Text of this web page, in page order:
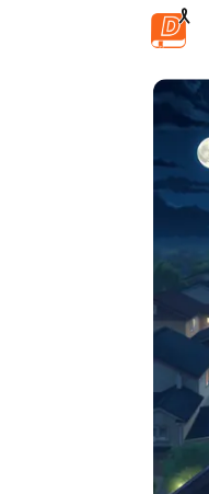
ข้ามไปยังเนื้อหาหลัก